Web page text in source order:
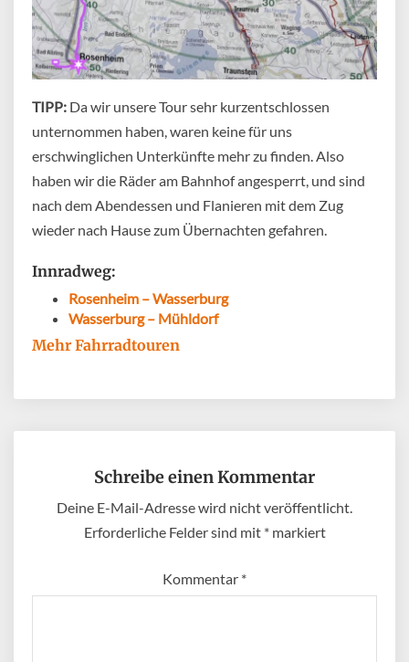
TIPP: Da wir unsere Tour sehr kurzentschlossen
unternommen haben, waren keine für uns
erschwinglichen Unterkünfte mehr zu finden. Also
haben wir die Räder am Bahnhof angesperrt, und sind
nach dem Abendessen und Flanieren mit dem Zug
wieder nach Hause zum Übernachten gefahren.
Innradweg:
Rosenheim – Wasserburg
Wasserburg – Mühldorf
Mehr Fahrradtouren
Schreibe einen Kommentar
Deine E-Mail-Adresse wird nicht veröffentlicht.
Erforderliche Felder sind mit *markiert
Kommentar *